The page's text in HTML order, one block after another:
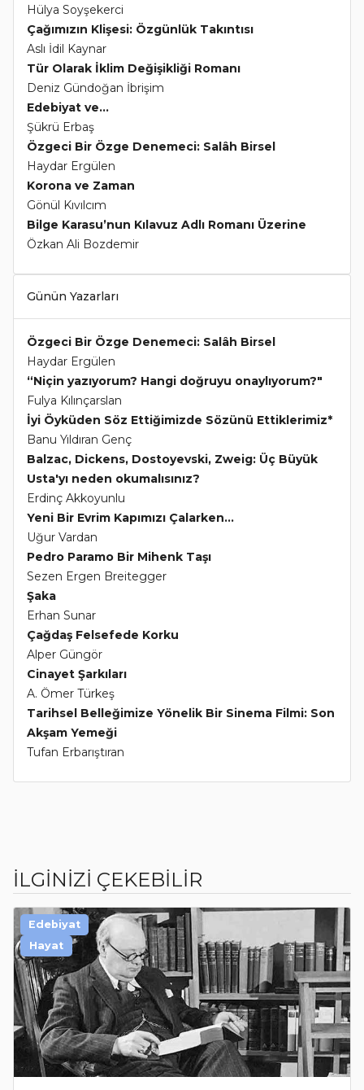
Hülya Soyşekerci
Çağımızın Klişesi: Özgünlük Takıntısı
Aslı İdil Kaynar
Tür Olarak İklim Değişikliği Romanı
Deniz Gündoğan İbrişim
Edebiyat ve...
Şükrü Erbaş
Özgeci Bir Özge Denemeci: Salâh Birsel
Haydar Ergülen
Korona ve Zaman
Gönül Kıvılcım
Bilge Karasu’nun Kılavuz Adlı Romanı Üzerine
Özkan Ali Bozdemir
Günün Yazarları
Özgeci Bir Özge Denemeci: Salâh Birsel
Haydar Ergülen
“Niçin yazıyorum? Hangi doğruyu onaylıyorum?"
Fulya Kılınçarslan
İyi Öyküden Söz Ettiğimizde Sözünü Ettiklerimiz*
Banu Yıldıran Genç
Balzac, Dickens, Dostoyevski, Zweig: Üç Büyük
Usta'yı neden okumalısınız?
Erdinç Akkoyunlu
Yeni Bir Evrim Kapımızı Çalarken...
Uğur Vardan
Pedro Paramo Bir Mihenk Taşı
Sezen Ergen Breitegger
Şaka
Erhan Sunar
Çağdaş Felsefede Korku
Alper Güngör
Cinayet Şarkıları
A. Ömer Türkeş
Tarihsel Belleğimize Yönelik Bir Sinema Filmi: Son
Akşam Yemeği
Tufan Erbarıştıran
İLGİNİZİ ÇEKEBİLİR
Edebiyat
Hayat